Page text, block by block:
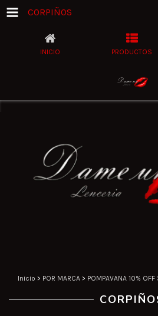
CORPIÑOS
INICIO PRODUCTOS
Inicio > POR MARCA > POMPAVANA 10% OFF